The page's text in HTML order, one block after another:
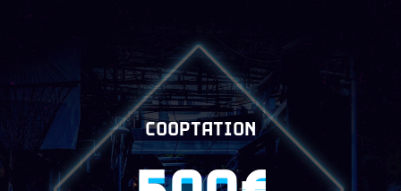
COOPTATION